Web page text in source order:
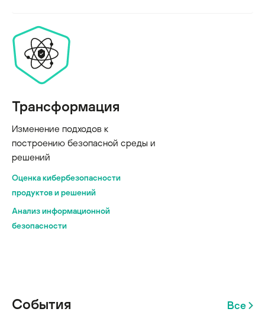
Трансформация
Изменение подходов к
построению безопасной среды и
решений
Оценка кибербезопасности
продуктов и решений
Анализ информационной
безопасности
События Все